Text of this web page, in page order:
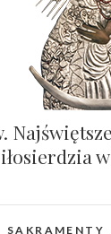
SAKRAMENTY